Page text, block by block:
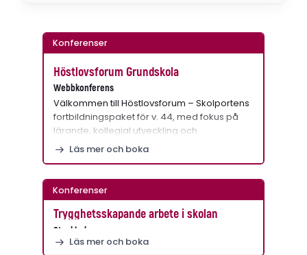
Konferenser
Höstlovsforum Grundskola
Webbkonferens
Välkommen till Höstlovsforum – Skolportens
fortbildningspaket för v. 44, med fokus på
lärande, kollegial utveckling och…
Läs mer och boka
Konferenser
Trygghetsskapande arbete i skolan
Stockholm
Läs mer och boka